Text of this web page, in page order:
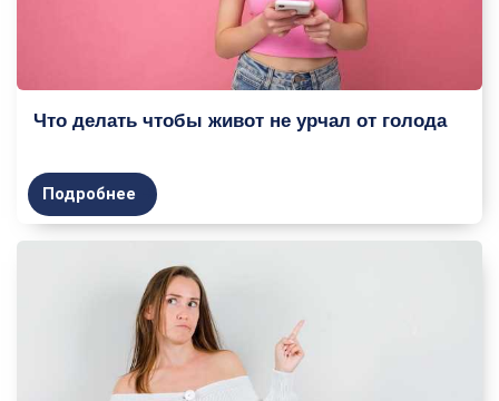
Что делать чтобы живот не урчал от голода
Подробнее